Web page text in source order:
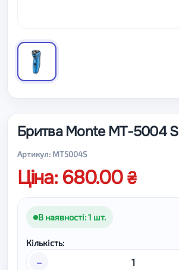
Бритва Monte MT-5004 S
Артикул: MT5004S
Ціна: 680.00
В наявності: 1 шт.
Кількість:
–